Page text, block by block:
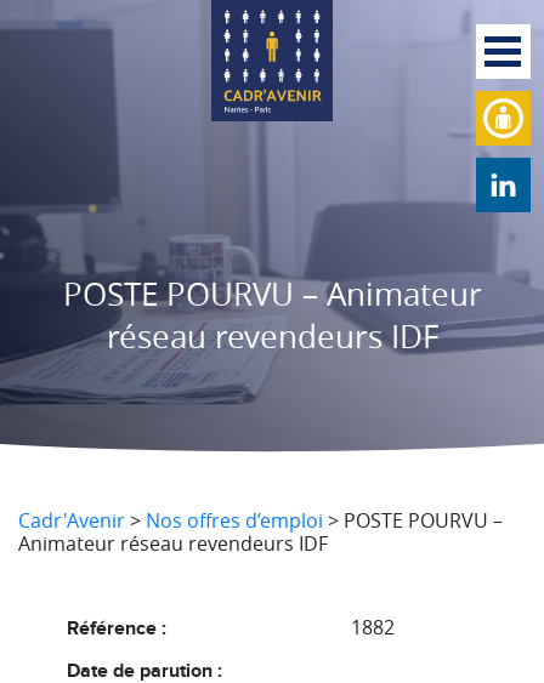
POSTE POURVU – Animateur
réseau revendeurs IDF
Cadr'Avenir> Nos offres d’emploi > POSTE POURVU –
Animateur réseau revendeurs IDF
Référence : 1882
Date de parution :